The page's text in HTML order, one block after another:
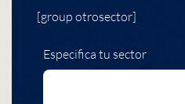
[group otrosector]
Especifica tu sector